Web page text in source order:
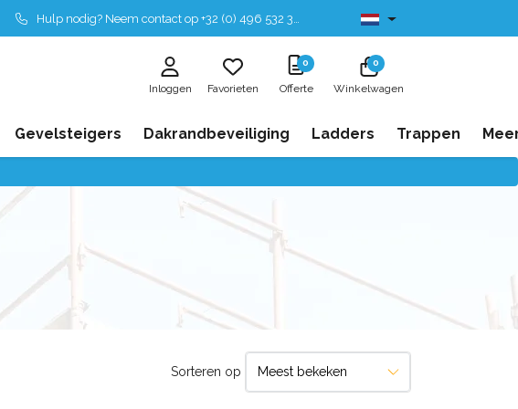
Hulp nodig? Neem contact op +32 (0) 496 532 330 Leverbaar uit voorraad
Inloggen Favorieten
0
Offerte
0
Winkelwagen
Gevelsteigers Dakrandbeveiliging Ladders Trappen
Sorteren op